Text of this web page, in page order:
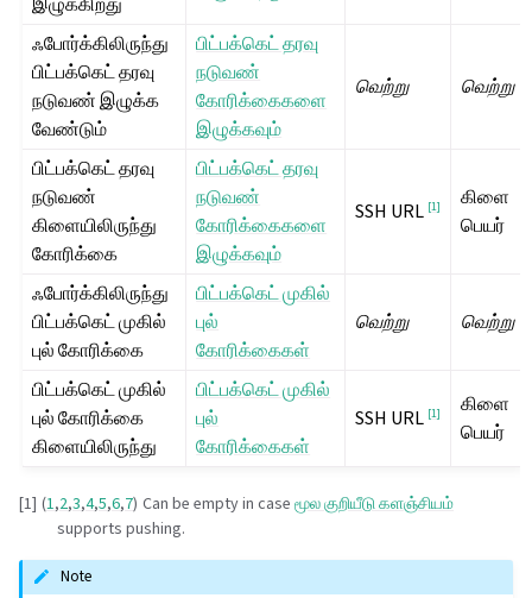
ஃபோர்க்கிலிருந்து
பிட்பக்கெட் தரவு
நடுவண் இழுக்க
வேண்டும்
பிட்பக்கெட் தரவு
நடுவண்
கோரிக்கைகளை
இழுக்கவும்
வெற்று வெற்று
பிட்பக்கெட் தரவு
நடுவண்
கிளையிலிருந்து
கோரிக்கை
பிட்பக்கெட் தரவு
நடுவண்
கோரிக்கைகளை
இழுக்கவும்
SSH URL [1]
கிளை
பெயர்
ஃபோர்க்கிலிருந்து
பிட்பக்கெட் முகில்
புல் கோரிக்கை
பிட்பக்கெட் முகில்
புல்
கோரிக்கைகள்
வெற்று வெற்று
பிட்பக்கெட் முகில்
புல் கோரிக்கை
கிளையிலிருந்து
பிட்பக்கெட் முகில்
புல்
கோரிக்கைகள்
SSH URL [1]
கிளை
பெயர்
[1] (1,2,3,4,5,6,7) Can be empty in case மூல குறியீடு களஞ்சியம்
supports pushing.
Note